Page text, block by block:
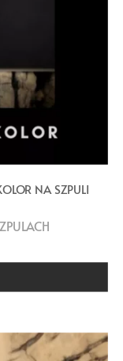
NA SZPULI